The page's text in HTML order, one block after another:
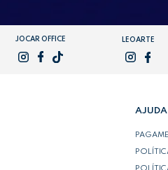
JOCAR OFFICE LEOARTE
AJUDA